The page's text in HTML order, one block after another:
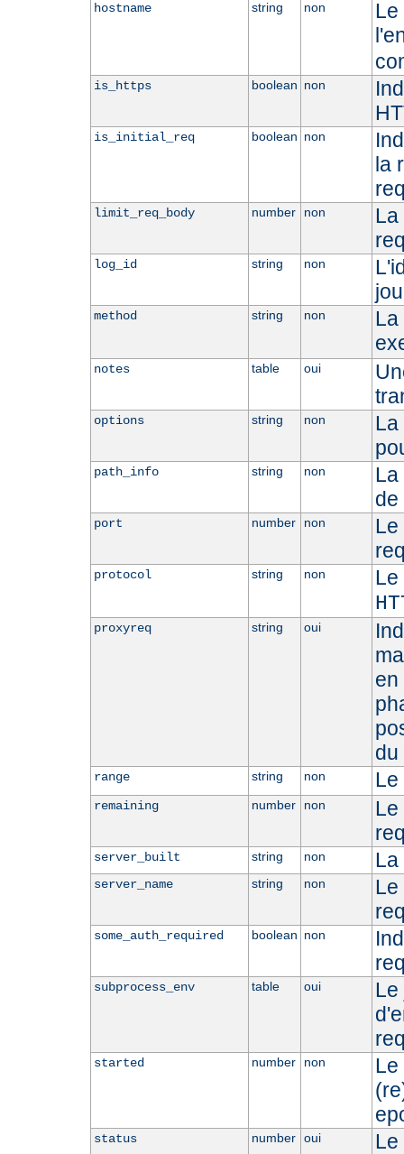
hostname string non
Le
is_https boolean non
is_initial_req boolean non
la
limit_req_body number non
La
log_id string non
method string non
La
notes table oui
options string non
La
path_info string non
La
de
port number non
Le
protocol string non
Le
proxyreq string oui
en
du
range string non
remaining number non
Le
server_built string non La
server_name string non
Le
some_auth_required boolean non
subprocess_env table oui
Le
started number non
Le
status number oui
Le